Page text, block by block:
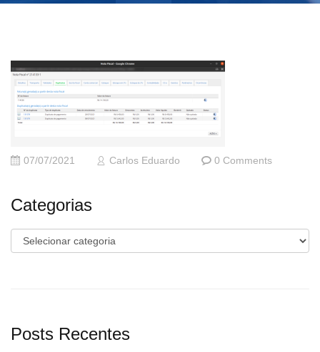
07/07/2021 Carlos Eduardo 0 Comments
Categorias
Categorias
Posts Recentes